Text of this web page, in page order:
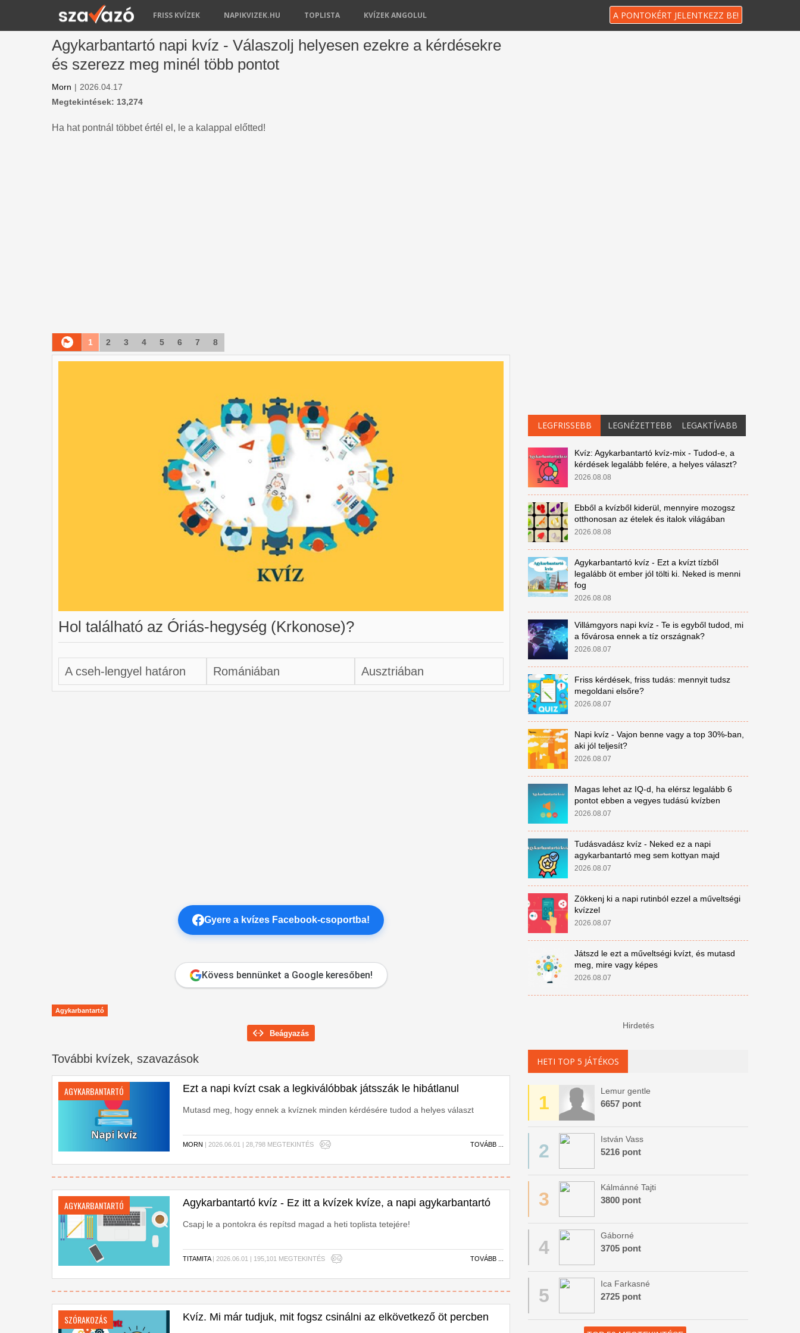
A PONTOKÉRT JELENTKEZZ BE!
FRISS KVÍZEK NAPIKVIZEK.HU TOPLISTA KVÍZEK ANGOLUL
Agykarbantartó napi kvíz - Válaszolj helyesen ezekre a kérdésekre
és szerezz meg minél több pontot
Morn | 2026.04.17
Megtekintések: 13,274
Ha hat pontnál többet értél el, le a kalappal előtted!
1 2 3 4 5 6 7 8
Hol található az Óriás-hegység (Krkonose)?
A cseh-lengyel határon Romániában Ausztriában
Gyere a kvízes Facebook-csoportba!
Kövess bennünket a Google keresőben!
Agykarbantartó
Beágyazás
További kvízek, szavazások
AGYKARBANTARTÓ Ezt a napi kvízt csak a legkiválóbbak játsszák le hibátlanul
Mutasd meg, hogy ennek a kvíznek minden kérdésére tudod a helyes választ
MORN | 2026.06.01 | 28,798 MEGTEKINTÉS TOVÁBB ...
AGYKARBANTARTÓ Agykarbantartó kvíz - Ez itt a kvízek kvíze, a napi agykarbantartó
Csapj le a pontokra és repítsd magad a heti toplista tetejére!
TITAMITA| 2026.06.01 | 195,101 MEGTEKINTÉS TOVÁBB ...
SZÓRAKOZÁS Kvíz. Mi már tudjuk, mit fogsz csinálni az elkövetkező öt percben
LEGFRISSEBB LEGNÉZETTEBB LEGAKTÍVABB
Kvíz: Agykarbantartó kvíz-mix - Tudod-e, a
kérdések legalább felére, a helyes választ?
2026.08.08
Ebből a kvízből kiderül, mennyire mozogsz
otthonosan az ételek és italok világában
2026.08.08
Agykarbantartó kvíz - Ezt a kvízt tízből
legalább öt ember jól tölti ki. Neked is menni
fog
2026.08.08
Villámgyors napi kvíz - Te is egyből tudod, mi
a fővárosa ennek a tíz országnak?
2026.08.07
Friss kérdések, friss tudás: mennyit tudsz
megoldani elsőre?
2026.08.07
Napi kvíz - Vajon benne vagy a top 30%-ban,
aki jól teljesít?
2026.08.07
Magas lehet az IQ-d, ha elérsz legalább 6
pontot ebben a vegyes tudású kvízben
2026.08.07
Tudásvadász kvíz - Neked ez a napi
agykarbantartó meg sem kottyan majd
2026.08.07
Zökkenj ki a napi rutinból ezzel a műveltségi
kvízzel
2026.08.07
Játszd le ezt a műveltségi kvízt, és mutasd
meg, mire vagy képes
2026.08.07
Hirdetés
HETI TOP 5 JÁTÉKOS
1
Lemur gentle
6657 pont
2
István Vass
5216 pont
3
Kálmánné Tajti
3800 pont
4
Gáborné
3705 pont
5
Ica Farkasné
2725 pont